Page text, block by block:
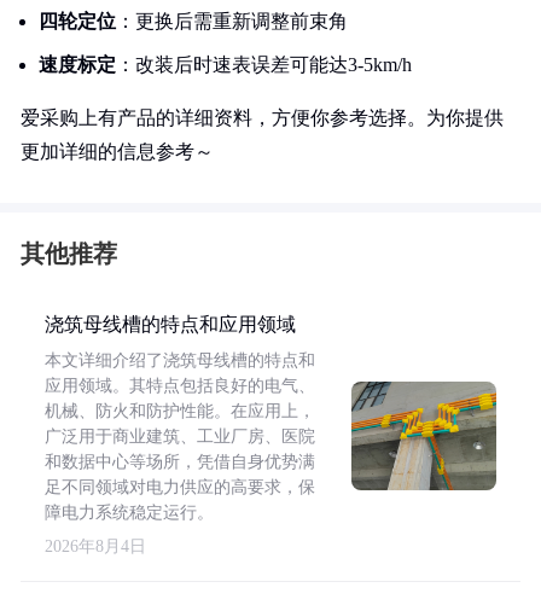
四轮定位 ：更换后需重新调整前束角
速度标定 ：改装后时速表误差可能达3-5km/h
爱采购上有产品的详细资料，方便你参考选择。为你提供
更加详细的信息参考～
其他推荐
浇筑母线槽的特点和应用领域
本文详细介绍了浇筑母线槽的特点和
应用领域。其特点包括良好的电气、
机械、防火和防护性能。在应用上，
广泛用于商业建筑、工业厂房、医院
和数据中心等场所，凭借自身优势满
足不同领域对电力供应的高要求，保
障电力系统稳定运行。
2026年8月4日